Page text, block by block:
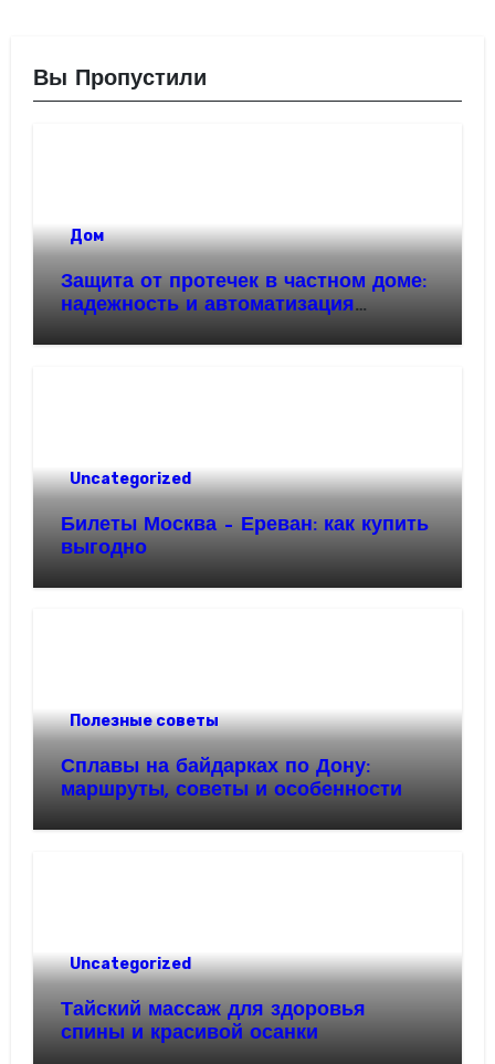
Вы Пропустили
Дом
Защита от протечек в частном доме:
надежность и автоматизация
Uncategorized
Билеты Москва – Ереван: как купить
выгодно
Полезные советы
Сплавы на байдарках по Дону:
маршруты, советы и особенности
Uncategorized
Тайский массаж для здоровья
спины и красивой осанки